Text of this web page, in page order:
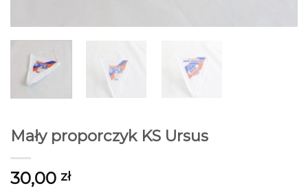
Mały proporczyk KS Ursus
30,00 zł